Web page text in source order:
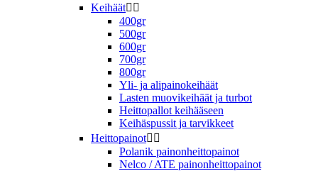
Keihäät 
400gr
500gr
600gr
700gr
800gr
Yli- ja alipainokeihäät
Lasten muovikeihäät ja turbot
Heittopallot keihääseen
Keihäspussit ja tarvikkeet
Heittopainot 
Polanik painonheittopainot
Nelco / ATE painonheittopainot